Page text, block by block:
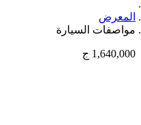
المعرض
مواصفات السيارة
1,640,000 ج